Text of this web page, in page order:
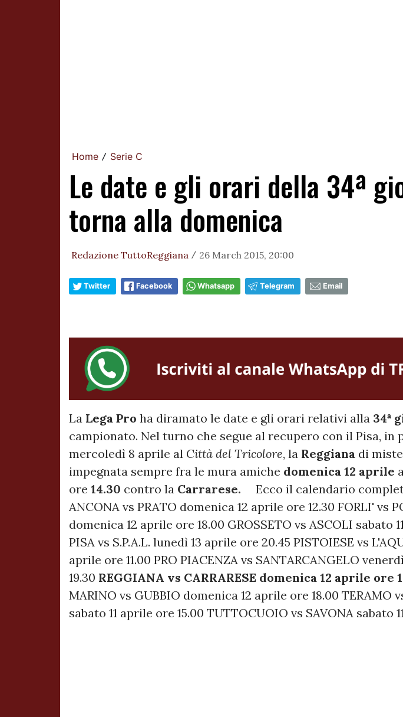
Home / Serie C
Le date e gli orari della 34ª
torna alla domenica
Redazione TuttoReggiana / 26 March 2015, 20:00
Twitter Facebook Whatsapp Telegram Email
La Lega Pro ha diramato le date e gli orari relativi alla 34ª
campionato. Nel turno che segue al recupero con il Pisa, in
mercoledì 8 aprile al Città del Tricolore, la Reggiana di
impegnata sempre fra le mura amiche domenica 12 aprile
ore 14.30 contro la Carrarese. Ecco il calendario
ANCONA vs PRATO domenica 12 aprile ore 12.30 FORLI' vs
domenica 12 aprile ore 18.00 GROSSETO vs ASCOLI sabato
PISA vs S.P.A.L. lunedì 13 aprile ore 20.45 PISTOIESE vs
aprile ore 11.00 PRO PIACENZA vs SANTARCANGELO
19.30 REGGIANA vs CARRARESE domenica 12 aprile ore
MARINO vs GUBBIO domenica 12 aprile ore 18.00 TERAMO
sabato 11 aprile ore 15.00 TUTTOCUOIO vs SAVONA sabato